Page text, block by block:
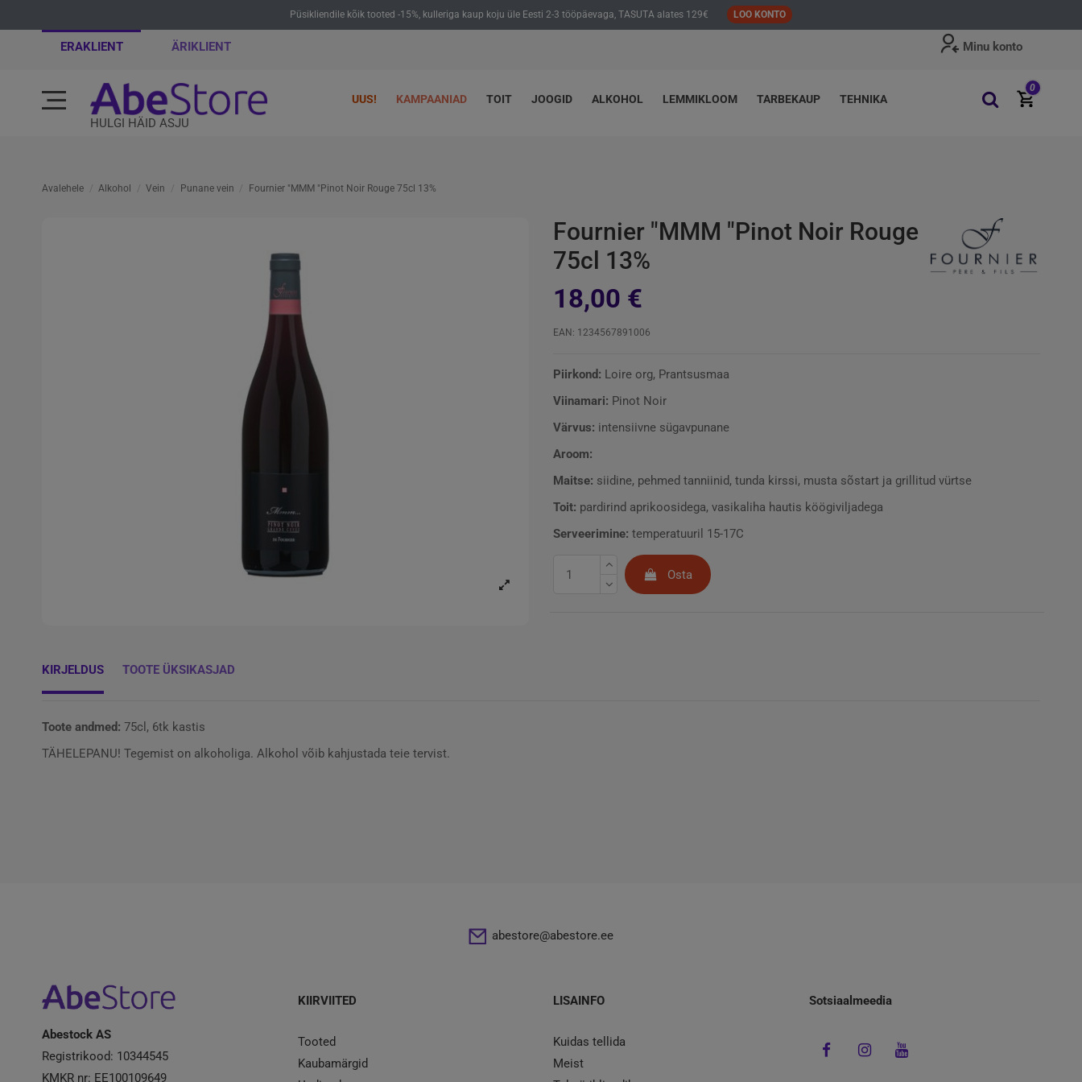
Püsikliendile kõik tooted -15%, kulleriga kaup koju üle Eesti 2-3 tööpäevaga, TASUTA alates 129€ LOO KONTO
ERAKLIENT ÄRIKLIENT Minu konto
HULGI HÄID ASJU
UUS! KAMPAANIAD TOIT JOOGID ALKOHOL LEMMIKLOOM TARBEKAUP TEHNIKA
0
Avalehele Alkohol Vein Punane vein Fournier "MMM "Pinot Noir Rouge 75cl 13%
Fournier "MMM "Pinot Noir Rouge
75cl 13%
18,00 €
EAN: 1234567891006
Piirkond: Loire org, Prantsusmaa
Viinamari: Pinot Noir
Värvus: intensiivne sügavpunane
Aroom:
Maitse: siidine, pehmed tanniinid, tunda kirssi, musta sõstart ja grillitud vürtse
Toit: pardirind aprikoosidega, vasikaliha hautis köögiviljadega
Serveerimine: temperatuuril 15-17C
Osta
KIRJELDUS TOOTE ÜKSIKASJAD
Toote andmed: 75cl, 6tk kastis
TÄHELEPANU! Tegemist on alkoholiga. Alkohol võib kahjustada teie tervist.
abestore@abestore.ee
Abestock AS
Registrikood: 10344545
KMKR nr: EE100109649
KIIRVIITED
Tooted
Kaubamärgid
LISAINFO
Kuidas tellida
Meist
Sotsiaalmeedia